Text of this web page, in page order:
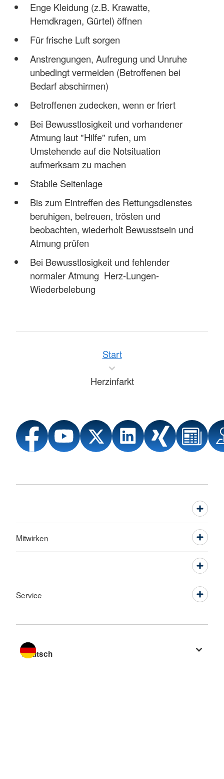
Enge Kleidung (z.B. Krawatte,
Hemdkragen, Gürtel) öffnen
Für frische Luft sorgen
Anstrengungen, Aufregung und Unruhe
unbedingt vermeiden (Betroffenen bei
Bedarf abschirmen)
Betroffenen zudecken, wenn er friert
Bei Bewusstlosigkeit und vorhandener
Atmung laut "Hilfe" rufen, um
Umstehende auf die Notsituation
aufmerksam zu machen
Stabile Seitenlage
Bis zum Eintreffen des Rettungsdienstes
beruhigen, betreuen, trösten und
beobachten, wiederholt Bewusstsein und
Atmung prüfen
Bei Bewusstlosigkeit und fehlender
normaler Atmung Herz-Lungen-
Wiederbelebung
Start
Herzinfarkt
Mitwirken
Service
Sprache wechseln zu